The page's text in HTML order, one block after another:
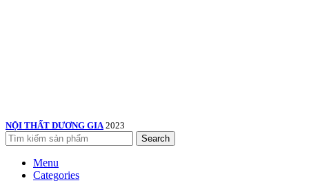
NỘI THẤT DƯƠNG GIA 2023
Search
Menu
Categories